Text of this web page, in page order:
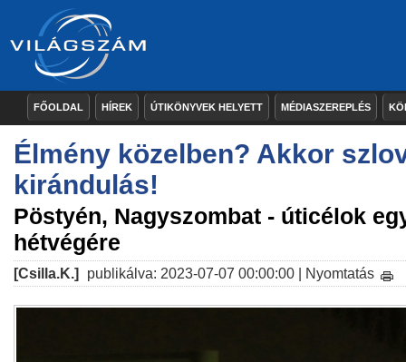
FŐOLDAL HÍREK ÚTIKÖNYVEK HELYETT MÉDIASZEREPLÉS
Élmény közelben? Akkor
kirándulás!
Pöstyén, Nagyszombat - úticélok
hétvégére
[Csilla.K.] publikálva: 2023-07-07 00:00:00 | Nyomtatás